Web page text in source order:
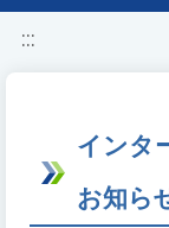
:::
インタ
お知ら